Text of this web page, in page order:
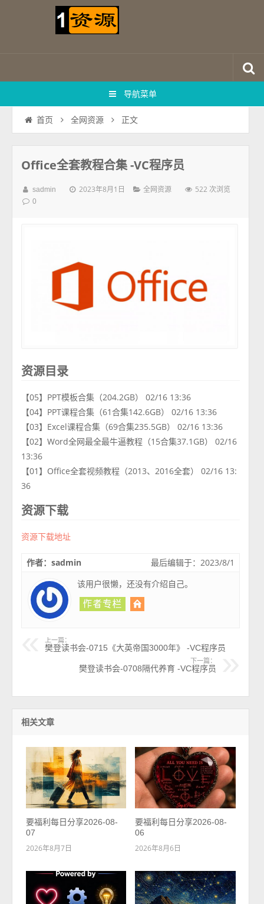
导航菜单
首页 全网资源 正文
Office全套教程合集 -VC程序员
sadmin 2023年8月1日 全网资源 522 次浏览
0
资源目录
【05】PPT模板合集（204.2GB） 02/16 13:36
【04】PPT课程合集（61合集142.6GB） 02/16 13:36
【03】Excel课程合集（69合集235.5GB） 02/16 13:36
【02】Word全网最全最牛逼教程（15合集37.1GB） 02/16
13:36
【01】Office全套视频教程（2013、2016全套） 02/16 13:
36
资源下载
资源下载地址
最后编辑于：2023/8/1
作者：sadmin
该用户很懒，还没有介绍自己。
上一篇：
樊登读书会-0715《大英帝国3000年》 -VC程序员
下一篇：
樊登读书会-0708隔代养育 -VC程序员
相关文章
要福利每日分享2026-08-
07
2026年8月7日
要福利每日分享2026-08-
06
2026年8月6日